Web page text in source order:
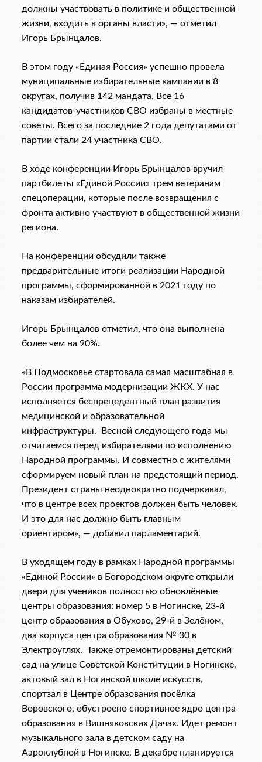
должны участвовать в политике и общественной
жизни, входить в органы власти», — отметил
Игорь Брынцалов.
В этом году «Единая Россия» успешно провела
муниципальные избирательные кампании в 8
округах, получив 142 мандата. Все 16
кандидатов-участников СВО избраны в местные
советы. Всего за последние 2 года депутатами от
партии стали 24 участника СВО.
В ходе конференции Игорь Брынцалов вручил
партбилеты «Единой России» трем ветеранам
спецоперации, которые после возвращения с
фронта активно участвуют в общественной жизни
региона.
На конференции обсудили также
предварительные итоги реализации Народной
программы, сформированной в 2021 году по
наказам избирателей.
Игорь Брынцалов отметил, что она выполнена
более чем на 90%.
«В Подмосковье стартовала самая масштабная в
России программа модернизации ЖКХ. У нас
исполняется беспрецедентный план развития
медицинской и образовательной
инфраструктуры. Весной следующего года мы
отчитаемся перед избирателями по исполнению
Народной программы. И совместно с жителями
сформируем новый план на предстоящий период.
Президент страны неоднократно подчеркивал,
что в центре всех проектов должен быть человек.
И это для нас должно быть главным
ориентиром», — добавил парламентарий.
В уходящем году в рамках Народной программы
«Единой России» в Богородском округе открыли
двери для учеников полностью обновлённые
центры образования: номер 5 в Ногинске, 23-й
центр образования в Обухово, 29-й в Зелёном,
два корпуса центра образования № 30 в
Электроуглях. Также отремонтированы детский
сад на улице Советской Конституции в Ногинске,
актовый зал в Ногинской школе искусств,
спортзал в Центре образования посёлка
Воровского, обустроено спортивное ядро центра
образования в Вишняковских Дачах. Идет ремонт
музыкального зала в детском саду на
Аэроклубной в Ногинске. В декабре планируется